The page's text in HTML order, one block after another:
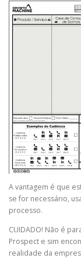
A vantagem é que
se for necessário,
processo.
CUIDADO! Não é
Prospect e sim
realidade da